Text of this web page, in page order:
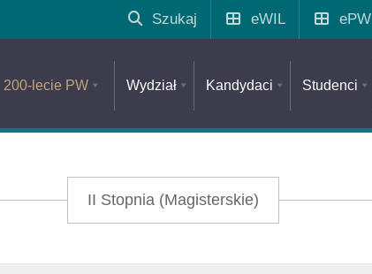
eWIL ePW
Szukaj
200-lecie PW Wydział Kandydaci Studenci
II Stopnia (Magisterskie)